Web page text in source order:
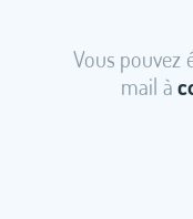
Vous pouvez
mail à